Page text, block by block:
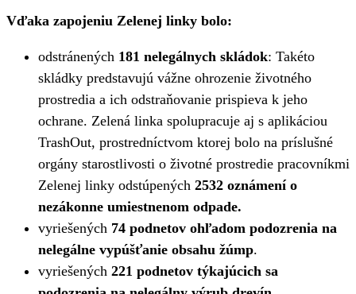
Vďaka zapojeniu Zelenej linky bolo:
odstránených 181 nelegálnych skládok: Takéto
skládky predstavujú vážne ohrozenie životného
prostredia a ich odstraňovanie prispieva k jeho
ochrane. Zelená linka spolupracuje aj s aplikáciou
TrashOut, prostredníctvom ktorej bolo na príslušné
orgány starostlivosti o životné prostredie pracovníkmi
Zelenej linky odstúpených 2532 oznámení o
nezákonne umiestnenom odpade.
vyriešených 74 podnetov ohľadom podozrenia na
nelegálne vypúšťanie obsahu žúmp.
vyriešených 221 podnetov týkajúcich sa